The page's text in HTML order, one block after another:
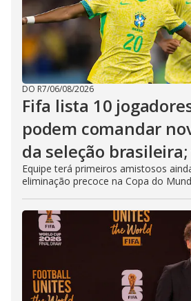
DO R7/06/08/2026
Fifa lista 10
podem comandar
da seleção brasileira;
Equipe terá primeiros amistosos
eliminação precoce na Copa do